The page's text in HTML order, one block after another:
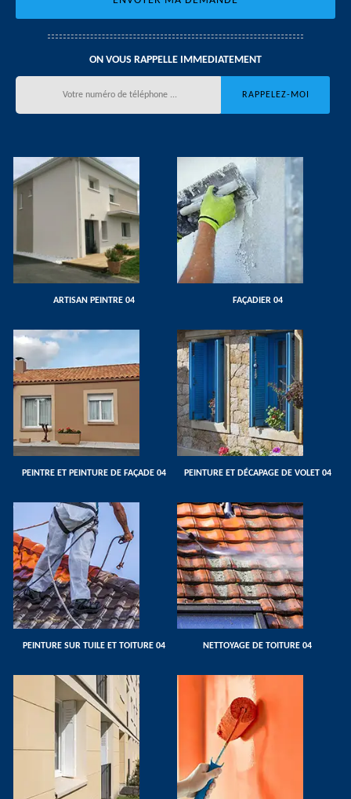
ON VOUS RAPPELLE IMMEDIATEMENT
ARTISAN PEINTRE 04 FAÇADIER 04
PEINTRE ET PEINTURE DE FAÇADE 04 PEINTURE ET DÉCAPAGE DE VOLET 04
PEINTURE SUR TUILE ET TOITURE 04 NETTOYAGE DE TOITURE 04